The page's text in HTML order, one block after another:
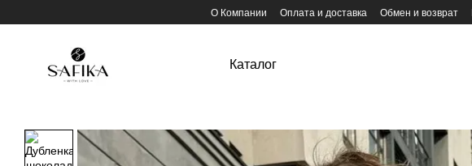
О Компании Оплата и доставка Обмен и возврат
Каталог